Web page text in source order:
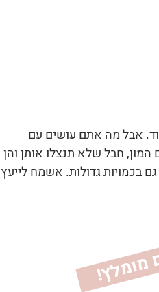
אבל מה אתם עושים עם
חבל שלא תנצלו אותן והן
בכמויות גדולות. אשמח לייעץ
!
ל
ב
ום
מ
ומ
ל